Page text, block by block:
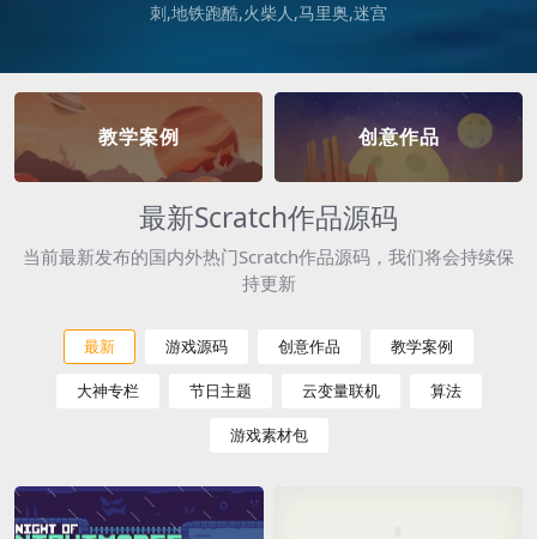
刺 地铁跑酷 火柴人 马里奥 迷宫
教学案例 创意作品
最新Scratch作品源码
当前最新发布的国内外热门Scratch作品源码，我们将会持续保
持更新
最新 游戏源码 创意作品 教学案例
大神专栏 节日主题 云变量联机 算法
游戏素材包